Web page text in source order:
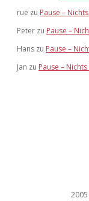
rue zu Pause –
Peter zu Pause –
Hans zu Pause –
Jan zu Pause –